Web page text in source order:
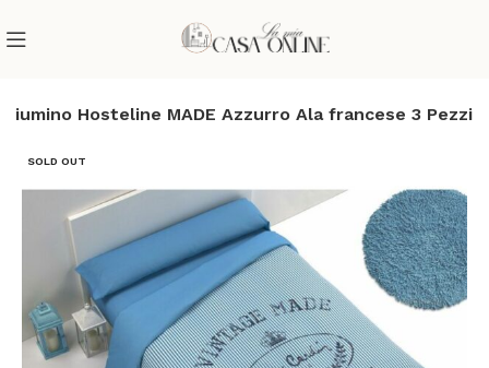
Hosteline MADE Azzurro Ala francese 3 Pezzi
SOLD OUT